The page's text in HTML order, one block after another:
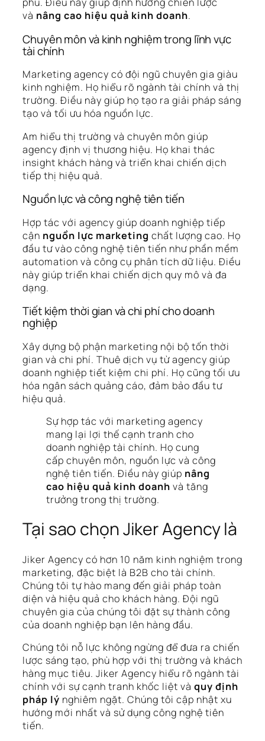
và nâng cao hiệu quả kinh doanh.
Chuyên môn và kinh nghiệm trong lĩnh vực
tài chính
Marketing agency có đội ngũ chuyên gia giàu
kinh nghiệm. Họ hiểu rõ ngành tài chính và thị
trường. Điều này giúp họ tạo ra giải pháp sáng
tạo và tối ưu hóa nguồn lực.
Am hiểu thị trường và chuyên môn giúp
agency định vị thương hiệu. Họ khai thác
insight khách hàng và triển khai chiến dịch
tiếp thị hiệu quả.
Nguồn lực và công nghệ tiên tiến
Hợp tác với agency giúp doanh nghiệp tiếp
cận nguồn lực marketing chất lượng cao. Họ
đầu tư vào công nghệ tiên tiến như phần mềm
automation và công cụ phân tích dữ liệu. Điều
này giúp triển khai chiến dịch quy mô và đa
dạng.
Tiết kiệm thời gian và chi phí cho doanh
nghiệp
Xây dựng bộ phận marketing nội bộ tốn thời
gian và chi phí. Thuê dịch vụ từ agency giúp
doanh nghiệp tiết kiệm chi phí. Họ cũng tối ưu
hóa ngân sách quảng cáo, đảm bảo đầu tư
hiệu quả.
Sự hợp tác với marketing agency
mang lại lợi thế cạnh tranh cho
doanh nghiệp tài chính. Họ cung
cấp chuyên môn, nguồn lực và công
nghệ tiên tiến. Điều này giúp nâng
cao hiệu quả kinh doanh và tăng
trưởng trong thị trường.
Tại sao chọn Jiker Agency là
Jiker Agency có hơn 10 năm kinh nghiệm trong
marketing, đặc biệt là B2B cho tài chính.
Chúng tôi tự hào mang đến giải pháp toàn
diện và hiệu quả cho khách hàng. Đội ngũ
chuyên gia của chúng tôi đặt sự thành công
của doanh nghiệp bạn lên hàng đầu.
Chúng tôi nỗ lực không ngừng để đưa ra chiến
lược sáng tạo, phù hợp với thị trường và khách
hàng mục tiêu. Jiker Agency hiểu rõ ngành tài
chính với sự cạnh tranh khốc liệt và quy định
pháp lý nghiêm ngặt. Chúng tôi cập nhật xu
hướng mới nhất và sử dụng công nghệ tiên
tiến.